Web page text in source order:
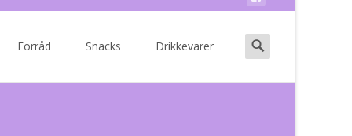
Forråd Snacks Drikkevarer
Search
for: